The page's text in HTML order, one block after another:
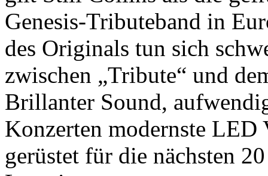
Genesis-Tributeband in
des Originals tun sich
zwischen „Tribute“ und
Brillanter Sound,
Konzerten modernste
gerüstet für die nächsten